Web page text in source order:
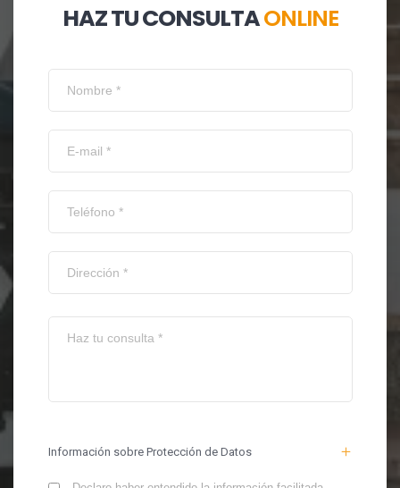
HAZ TU CONSULTAONLINE
Información sobre Protección de Datos